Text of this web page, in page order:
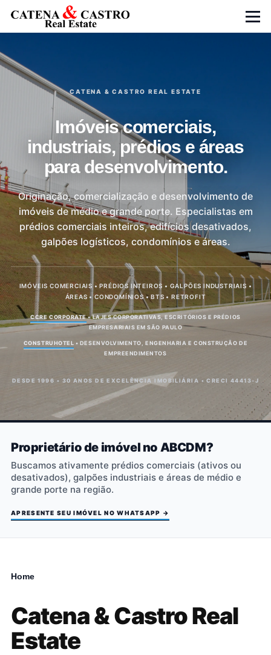
Skip to main content
Menu
CATENA & CASTRO REAL ESTATE
Imóveis comerciais,
industriais, prédios e áreas
para desenvolvimento.
Originação, comercialização e desenvolvimento de
imóveis de médio e grande porte. Especialistas em
prédios comerciais inteiros, edifícios desativados,
galpões logísticos, condomínios e áreas.
IMÓVEIS COMERCIAIS • PRÉDIOS INTEIROS • GALPÕES INDUSTRIAIS •
ÁREAS • CONDOMÍNIOS • BTS • RETROFIT
CCRE CORPORATE• LAJES CORPORATIVAS, ESCRITÓRIOS E PRÉDIOS
EMPRESARIAIS EM SÃO PAULO
CONSTRUHOTEL • DESENVOLVIMENTO, ENGENHARIA E CONSTRUÇÃO DE
EMPREENDIMENTOS
DESDE 1996 • 30 ANOS DE EXCELÊNCIA IMOBILIÁRIA • CRECI 44413-J
Proprietário de imóvel no ABCDM?
Buscamos ativamente prédios comerciais (ativos ou
desativados), galpões industriais e áreas de médio e
grande porte na região.
APRESENTE SEU IMÓVEL NO WHATSAPP →
Home
Catena & Castro Real
Estate